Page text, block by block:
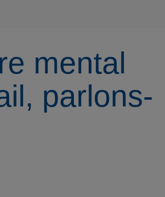
mental
parlons-